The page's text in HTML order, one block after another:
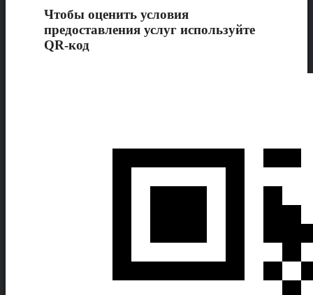
Чтобы оценить условия
предоставления услуг используйте
QR-код